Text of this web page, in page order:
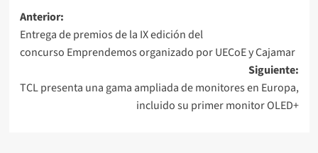
Navegación
de
entradas
Anterior:
Entrega de premios de la IX edición del
concurso Emprendemos organizado por UECoE y Cajamar
Siguiente:
TCL presenta una gama ampliada de monitores en Europa,
incluido su primer monitor OLED+